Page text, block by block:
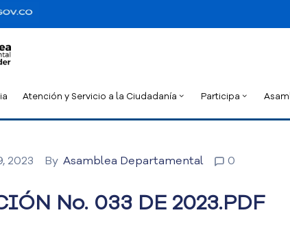
Atención y Servicio a la Ciudadanía Participa
2023 By Asamblea Departamental 0
No. 033 DE 2023.PDF